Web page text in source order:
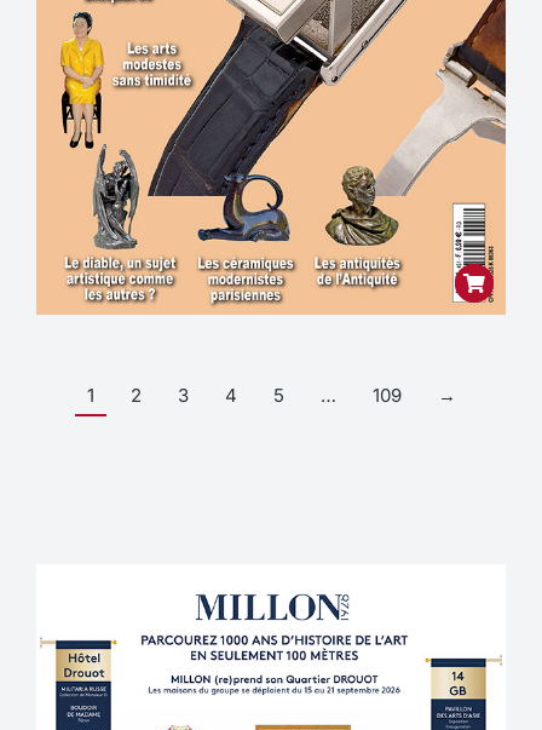
1 2 3 4 5 … 109 →